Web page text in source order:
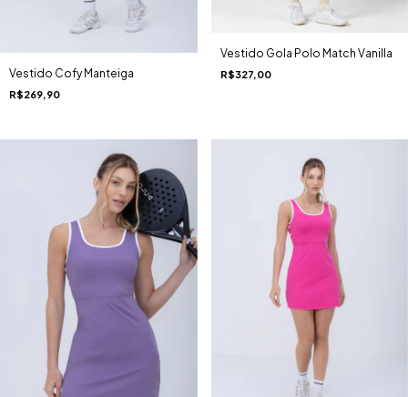
Vestido Cofy Manteiga
R$269,90
Vestido Gola Polo Match Vanilla
R$327,00